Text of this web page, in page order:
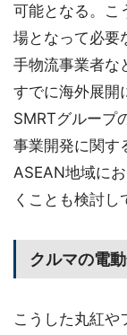
可能となる。こ
場となって必要
手物流事業者な
すでに海外展開
SMRTグループ
事業開発に関す
ASEAN地域に
くことも検討し
クルマの電
こうした丸紅や